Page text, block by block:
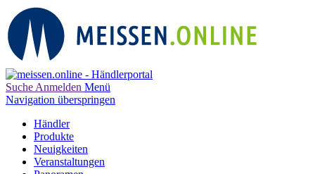
Suche Anmelden Menü
Navigation überspringen
Händler
Produkte
Neuigkeiten
Veranstaltungen